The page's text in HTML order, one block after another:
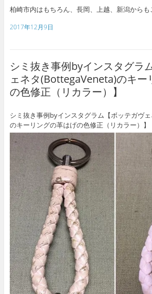
柏崎市内はもちろん、長岡、上越、新潟からも
2017年12月9日
シミ抜き事例byインスタグラ
ェネタ(BottegaVeneta)のキー
の色修正（リカラー）】
シミ抜き事例byインスタグラム【ボッテガヴ
のキーリングの革はげの色修正（リカラー）】